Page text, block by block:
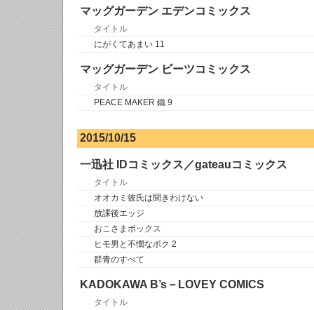
マッグガーデン エデンコミックス
タイトル
にがくてあまい 11
マッグガーデン ビーツコミックス
タイトル
PEACE MAKER 鐵 9
2015/10/15
一迅社 IDコミックス／gateauコミックス
タイトル
オオカミ彼氏は聞きわけない
放課後エッジ
おこさまボックス
ヒモ男と不憫なボク 2
群青のすべて
KADOKAWA B’s－LOVEY COMICS
タイトル